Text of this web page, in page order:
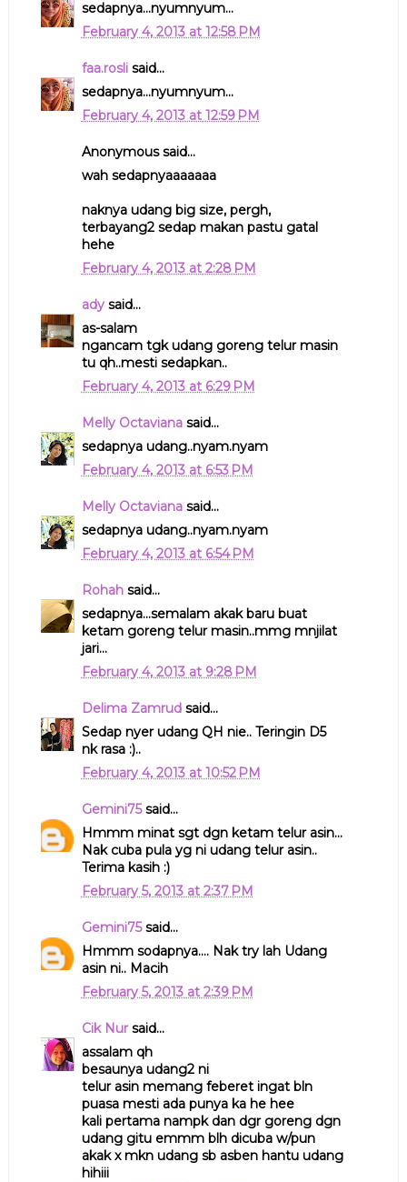
sedapnya...nyumnyum...
February 4, 2013 at 12:58 PM
faa.roslisaid...
sedapnya...nyumnyum...
February 4, 2013 at 12:59 PM
Anonymous said...
wah sedapnyaaaaaaa
naknya udang big size, pergh,
terbayang2 sedap makan pastu gatal
hehe
February 4, 2013 at 2:28 PM
adysaid...
as-salam
ngancam tgk udang goreng telur masin
tu qh..mesti sedapkan..
February 4, 2013 at 6:29 PM
Melly Octavianasaid...
sedapnya udang..nyam.nyam
February 4, 2013 at 6:53 PM
Melly Octavianasaid...
sedapnya udang..nyam.nyam
February 4, 2013 at 6:54 PM
Rohahsaid...
sedapnya...semalam akak baru buat
ketam goreng telur masin..mmg mnjilat
jari...
February 4, 2013 at 9:28 PM
Delima Zamrudsaid...
Sedap nyer udang QH nie.. Teringin D5
nk rasa :)..
February 4, 2013 at 10:52 PM
Gemini75said...
Hmmm minat sgt dgn ketam telur asin...
Nak cuba pula yg ni udang telur asin..
Terima kasih :)
February 5, 2013 at 2:37 PM
Gemini75said...
Hmmm sodapnya.... Nak try lah Udang
asin ni.. Macih
February 5, 2013 at 2:39 PM
Cik Nursaid...
assalam qh
besaunya udang2 ni
telur asin memang feberet ingat bln
puasa mesti ada punya ka he hee
kali pertama nampk dan dgr goreng dgn
udang gitu emmm blh dicuba w/pun
akak x mkn udang sb asben hantu udang
hihiii